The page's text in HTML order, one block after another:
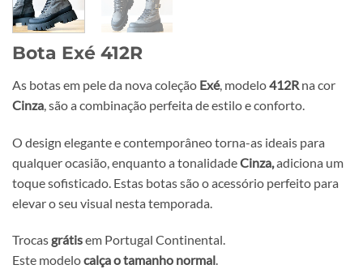
Bota Exé 412R
As botas em pele da nova coleção Exé, modelo412R na cor
Cinza, são a combinação perfeita de estilo e conforto.
O design elegante e contemporâneo torna-as ideais para
qualquer ocasião, enquanto a tonalidadeCinza,adiciona um
toque sofisticado. Estas botas são o acessório perfeito para
elevar o seu visual nesta temporada.
Trocas grátisem Portugal Continental.
Este modelocalça o tamanho normal.